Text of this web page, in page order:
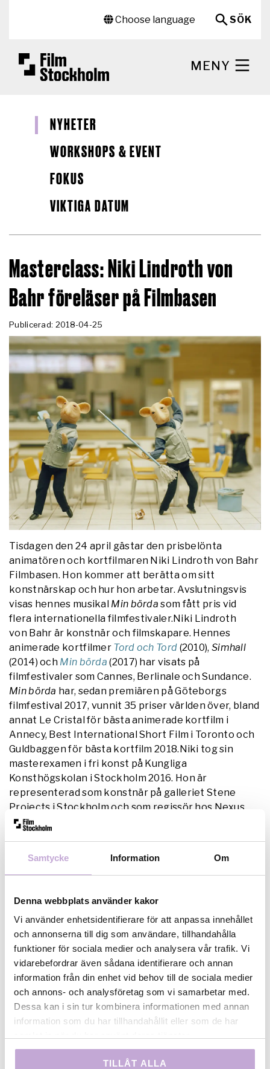
Samtycke Information Om
Denna webbplats använder kakor
Vi använder enhetsidentifierare för att anpassa innehållet
och annonserna till dig som användare, tillhandahålla
funktioner för sociala medier och analysera vår trafik. Vi
vidarebefordrar även sådana identifierare och annan
information från din enhet vid behov till de sociala medier
och annons- och analysföretag som vi samarbetar med.
Dessa kan i sin tur kombinera informationen med annan
information som du har tillhandahållit eller som de har
TILLÅT ALLA
Choose language
SÖK
MENY
NYHETER
WORKSHOPS & EVENT
FOKUS
VIKTIGA DATUM
Masterclass: Niki Lindroth von
Bahr föreläser på Filmbasen
Publicerad: 2018-04-25
Tisdagen den 24 april gästar den prisbelönta
animatören och kortfilmaren Niki Lindroth von Bahr
Filmbasen. Hon kommer att berätta om sitt
konstnärskap och hur hon arbetar. Avslutningsvis
visas hennes musikal Min börda som fått pris vid
flera internationella filmfestivaler. Niki Lindroth
von Bahr är konstnär och filmskapare. Hennes
animerade kortfilmer Tord och Tord (2010), Simhall
(2014) och Min börda (2017) har visats på
filmfestivaler som Cannes, Berlinale och Sundance.
Min börda har, sedan premiären på Göteborgs
filmfestival 2017, vunnit 35 priser världen över, bland
annat Le Cristal för bästa animerade kortfilm i
Annecy, Best International Short Film i Toronto och
Guldbaggen för bästa kortfilm 2018.Niki tog sin
masterexamen i fri konst på Kungliga
Konsthögskolan i Stockholm 2016. Hon är
representerad som konstnär på galleriet Stene
Projects i Stockholm och som regissör hos Nexus
Studios i London. Niki arbetar även periodvis med
artisten Fever Ray och David Bowies musikvideo
Filmbasen i Subtopiaområdet,
Rotemannavägen 29, Norsborg. T-bana Alby.
Anmälan:Skicka tillosa@filmbasen.sesenast den 23
april.Bilden: Jorun Jonasson urMin börda .